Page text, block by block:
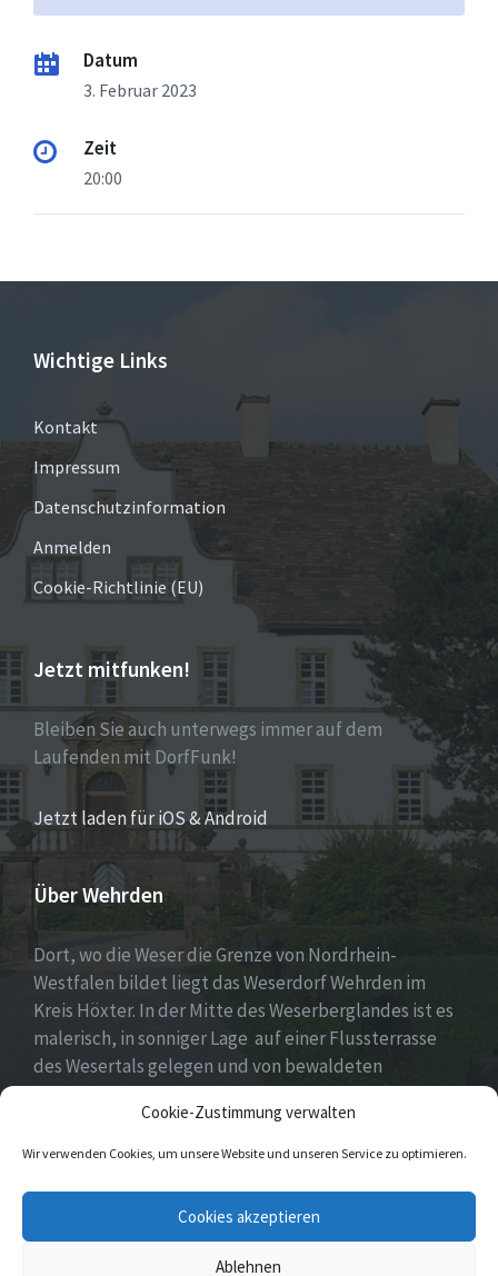
Cookie-Zustimmung verwalten
Wir verwenden Cookies, um unsere Website und unseren Service zu optimieren.
Cookies akzeptieren
Ablehnen
Datum
3. Februar 2023
Zeit
20:00
Wichtige Links
Kontakt
Impressum
Datenschutzinformation
Anmelden
Cookie-Richtlinie (EU)
Jetzt mitfunken!
Bleiben Sie auch unterwegs immer auf dem
Laufenden mit DorfFunk!
Jetzt laden für iOS & Android
Über Wehrden
Dort, wo die Weser die Grenze von Nordrhein-
Westfalen bildet liegt das Weserdorf Wehrden im
Kreis Höxter. In der Mitte des Weserberglandes ist es
malerisch, in sonniger Lage auf einer Flussterrasse
des Wesertals gelegen und von bewaldeten
Höhenzügen des Sollings und des Wildbergs